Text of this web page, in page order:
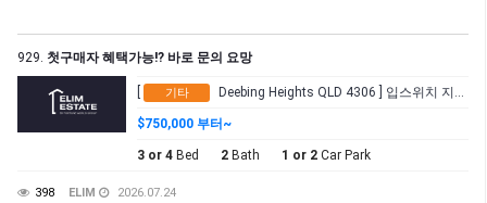
929. 첫구매자 혜택가능!? 바로 문의 요망
기타 Deebing Heights QLD 4306 ] 입스위치 지역 (고속도로 진출입 수월)
$750,000 부터~
3 or 4 Bed 2 Bath 1 or 2 Car Park
398 ELIM 2026.07.24